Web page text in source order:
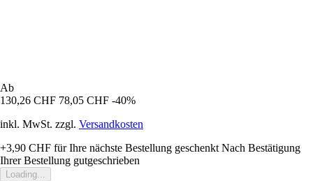
Ab
130,26 CHF 78,05 CHF -40%
inkl. MwSt. zzgl. Versandkosten
+3,90 CHF für Ihre nächste Bestellung geschenkt Nach Bestätigung
Ihrer Bestellung gutgeschrieben
Loading...